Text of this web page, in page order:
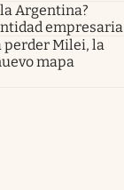
Argentina?
empresaria
perder Milei, la
mapa